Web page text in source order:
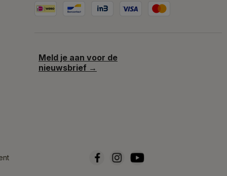
Meld je aan voor de
nieuwsbrief →